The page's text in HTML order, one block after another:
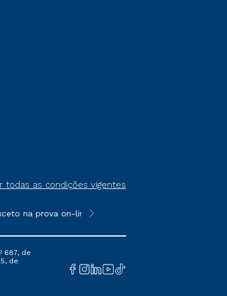
todas as condições vigentes
prova on-line ou agendada, que ofertam
**Semipresencial é um formato do
687, de
de